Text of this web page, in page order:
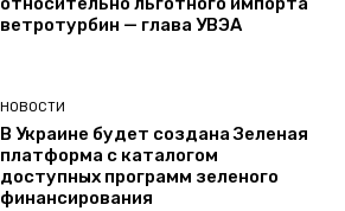
ветротурбин — глава УВЭА
НОВОСТИ
В Украине будет создана Зеленая
платформа с каталогом
доступных программ зеленого
финансирования